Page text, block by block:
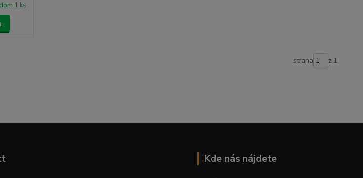
1 ks
strana z 1
Kde nás nájdete